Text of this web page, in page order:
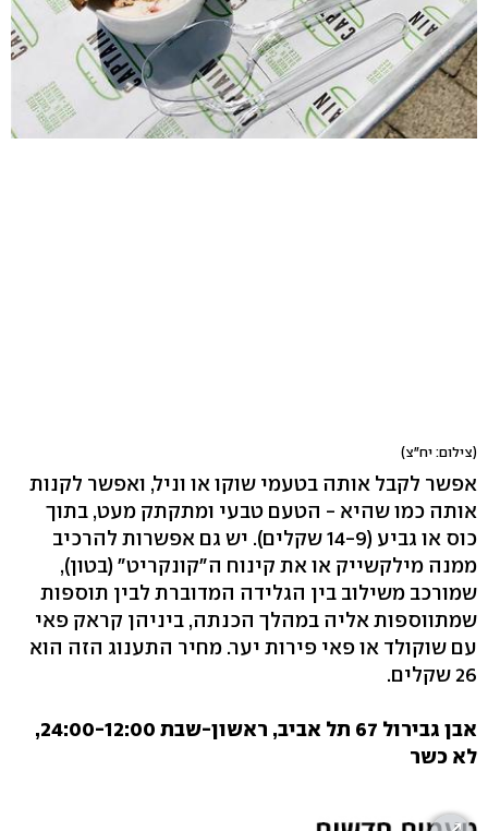
(צילום: יח"צ)
אפשר לקבל אותה בטעמי שוקו או וניל, ואפשר לקנות
אותה כמו שהיא - הטעם טבעי ומתקתק מעט, בתוך
כוס או גביע (14-9 שקלים). יש גם אפשרות להרכיב
ממנה מילקשייק או את קינוח ה"קונקריט" (בטון),
שמורכב משילוב בין הגלידה המדוברת לבין תוספות
שמתווספות אליה במהלך הכנתה, ביניהן קראק פאי
עם שוקולד או פאי פירות יער. מחיר התענוג הזה הוא
26 שקלים.
אבן גבירול 67 תל אביב, ראשון-שבת 24:00-12:00,
לא כשר